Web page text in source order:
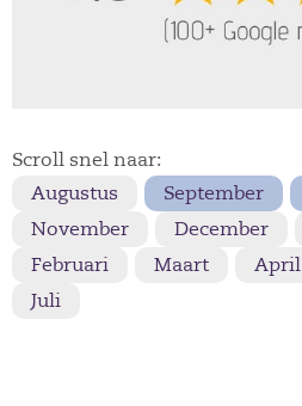
Scroll snel naar:
Augustus
September
November
December
Februari
Maart April
Juli